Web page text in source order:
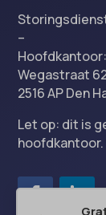
–
Hoofdkantoor:
Wegastraat
2516 AP Den
Let op: dit is
hoofdkantoor.